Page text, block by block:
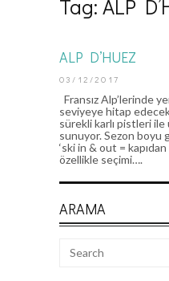
Tag: ALP
ALP D’HUEZ
03/12/2017
Fransız Alp’lerinde
seviyeye hitap
sürekli karlı pistleri
sunuyor. Sezon boyu
‘ski in & out =
özellikle seçimi….
ARAMA